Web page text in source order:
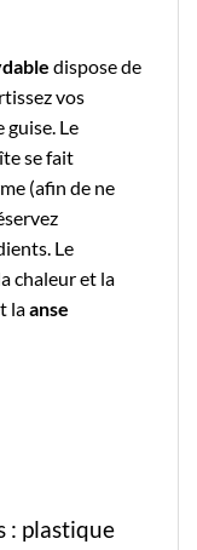
dispose de
vos
guise. Le
se fait
(afin de ne
Le
chaleur et la
laanse
: plastique